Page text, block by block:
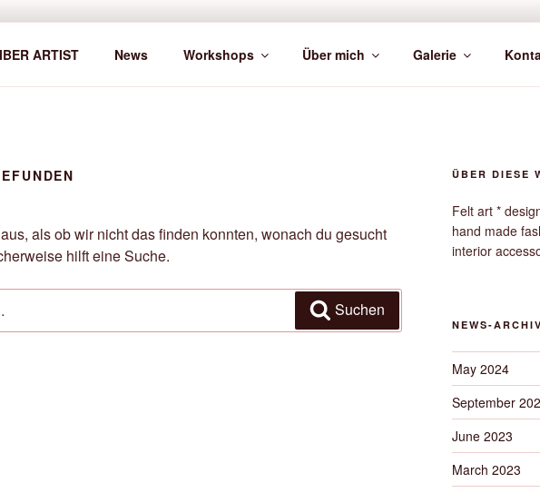
ARTIST News Workshops Über mich Galerie
als ob wir nicht das finden konnten, wonach du gesucht
hilft eine Suche.
Suchen
ÜBER DIESE
Felt art *
hand made
interior
NEWS-
May 2024
September
June 2023
March 2023